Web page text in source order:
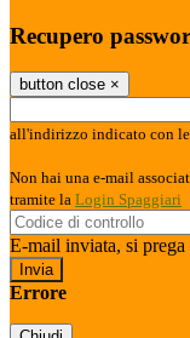
Recupero
button close ×
all'indirizzo indicato con
Non hai una e-mail
tramite la Login Spaggiari
E-mail inviata, si
Errore